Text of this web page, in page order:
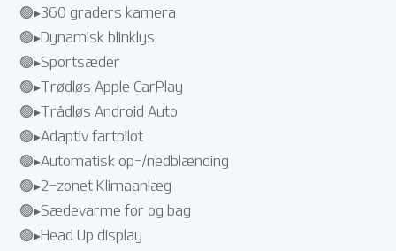
🟢▸360 graders kamera
🟢▸Dynamisk blinklys
🟢▸Sportsæder
🟢▸Trødløs Apple CarPlay
🟢▸Trådløs Android Auto
🟢▸Adaptiv fartpilot
🟢▸Automatisk op-/nedblænding
🟢▸2-zonet Klimaanlæg
🟢▸Sædevarme for og bag
🟢▸Head Up display